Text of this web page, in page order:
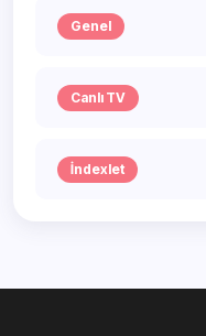
Genel
Canlı TV
İndexlet